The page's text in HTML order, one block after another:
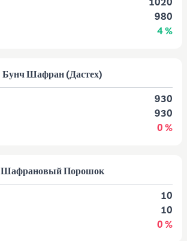
980
4 %
Бунч Шафран (Дастех)
930
930
0 %
Шафрановый Порошок
10
10
0 %